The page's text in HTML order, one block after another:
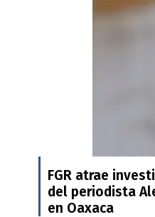
FGR atrae
del periodista
en Oaxaca